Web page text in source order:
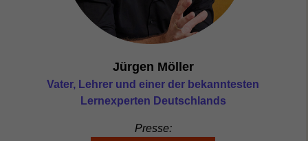
Jürgen Möller
Vater, Lehrer und einer der bekanntesten
Lernexperten Deutschlands
Presse: